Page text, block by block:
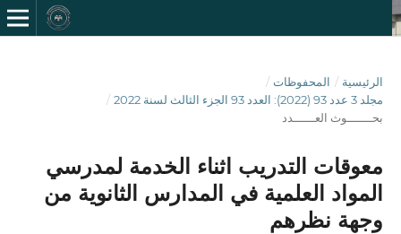
الرئيسية / المحفوظات /
مجلد 3 عدد 93 (2022): العدد 93 الجزء الثالث لسنة 2022
/
بحـــــــوث العــــــدد
معوقات التدريب اثناء الخدمة لمدرسي
المواد العلمية في المدارس الثانوية من
وجهة نظرهم